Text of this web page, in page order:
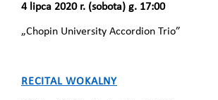
4 lipca 2020 r. (sobota) g. 17:00
„Chopin University Accordion Trio”
RECITAL WOKALNY